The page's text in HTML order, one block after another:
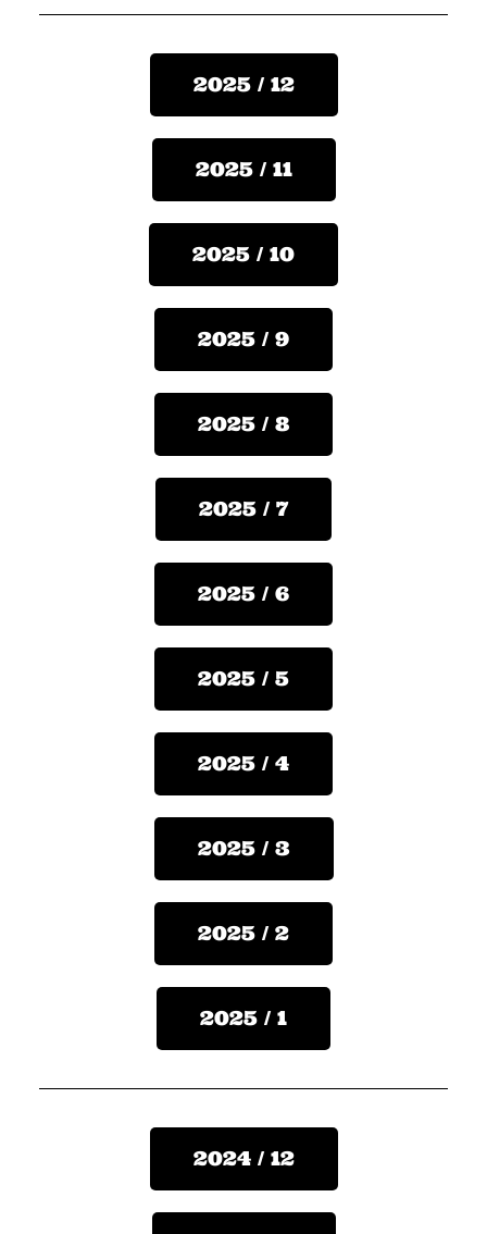
2025 / 12
2025 / 11
2025 / 10
2025 / 9
2025 / 8
2025 / 7
2025 / 6
2025 / 5
2025 / 4
2025 / 3
2025 / 2
2025 / 1
2024 / 12